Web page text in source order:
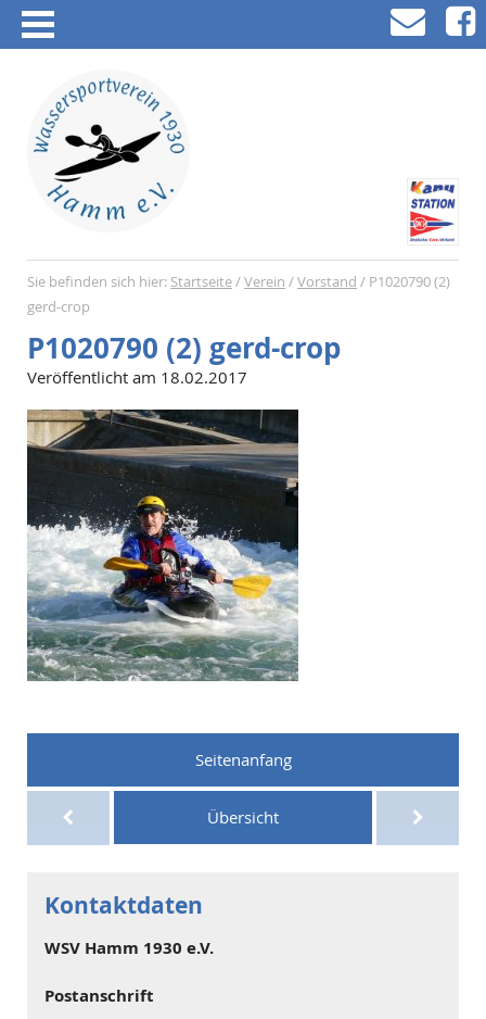
Sie befinden sich hier: Startseite/Verein /Vorstand / P1020790 (2)
gerd-crop
P1020790 (2) gerd-crop
Veröffentlicht am 18.02.2017
Seitenanfang
Übersicht
Kontaktdaten
WSV Hamm 1930 e.V.
Postanschrift